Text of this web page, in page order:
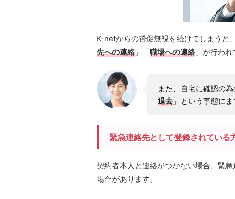
K-netからの督促無視を続けてしまうと
先への連絡」「職場への連絡」が行われ
また、自宅に確認の
退去 」という事態に
緊急連絡先として登録されている
契約者本人と連絡がつかない場合、緊
場合があります。